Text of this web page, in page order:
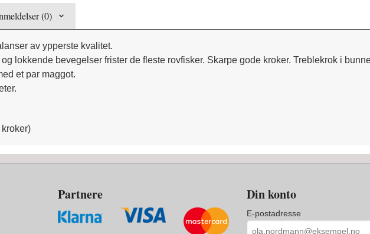
(0)
av ypperste kvalitet.
lokkende bevegelser frister de fleste rovfisker. Skarpe gode kroker. Treblekrok i
et par maggot.
Partnere Din konto
E-postadresse